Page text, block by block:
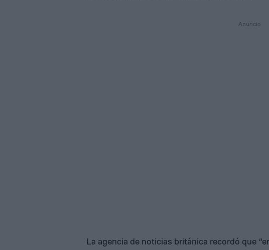
La agencia de noticias británica recordó que